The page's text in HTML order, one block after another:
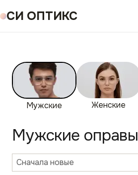
СИ ОПТИКС
Мужские Женские
Мужские оправы
Сначала новые